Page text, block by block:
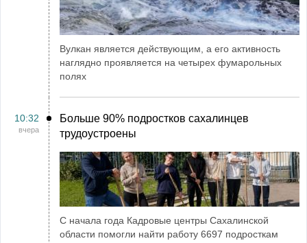
Вулкан является действующим, а его активность
наглядно проявляется на четырех фумарольных
полях
10:32
вчера
Больше 90% подростков сахалинцев
трудоустроены
С начала года Кадровые центры Сахалинской
области помогли найти работу 6697 подросткам